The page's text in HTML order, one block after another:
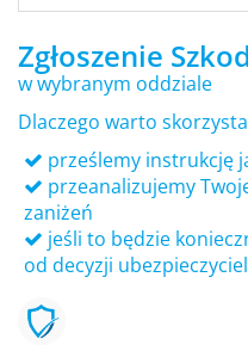
Zgłoszenie
w wybranym oddziale
Dlaczego warto
prześlemy instrukcję
przeanalizujemy
zaniżeń
jeśli to będzie
od decyzji